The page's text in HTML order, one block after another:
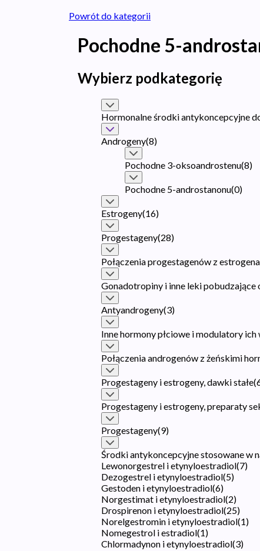
Powrót do kategorii
Pochodne 5-
Wybierz podkategorię
Hormonalne środki antykoncepcyjne
Androgeny(8)
Pochodne 3-oksoandrostenu(8)
Pochodne 5-androstanonu(0)
Estrogeny(16)
Progestageny(28)
Połączenia progestagenów z
Gonadotropiny i inne leki pobudzające
Antyandrogeny(3)
Inne hormony płciowe i modulatory ich
Połączenia androgenów z żeńskimi
Progestageny i estrogeny, dawki stałe(
Progestageny i estrogeny, preparaty
Progestageny(9)
Środki antykoncepcyjne stosowane w
Lewonorgestrel i etynyloestradiol(7)
Dezogestrel i etynyloestradiol(5)
Gestoden i etynyloestradiol(6)
Norgestimat i etynyloestradiol(2)
Drospirenon i etynyloestradiol(25)
Norelgestromin i etynyloestradiol(1)
Nomegestrol i estradiol(1)
Chlormadynon i etynyloestradiol(3)